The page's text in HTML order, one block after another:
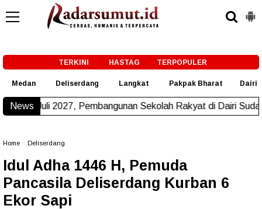
TERKINI HASTAG TERPOPULER
Medan Deliserdang Langkat Pakpak Bharat Dairi
News Sekolah Rakyat di Dairi Sudah Beroperasi New!
Home Deliserdang
Idul Adha 1446 H, Pemuda
Pancasila Deliserdang Kurban 6
Ekor Sapi